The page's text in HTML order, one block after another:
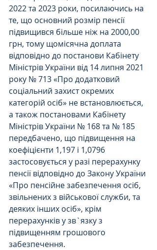
2022 та 2023 роки, посилаючись на
те, що основний розмір пенсії
підвищився більше ніж на 2000,00
грн, тому щомісячна доплата
відповідно до постанови Кабінету
Міністрів України від 14 липня 2021
року № 713 «Про додатковий
соціальний захист окремих
категорій осіб» не встановлюється,
а також постановами Кабінету
Міністрів України № 168 та № 185
передбачено, що підвищення на
коефіцієнти 1,197 і 1,0796
застосовується у разі перерахунку
пенсії відповідно до Закону України
«Про пенсійне забезпечення осіб,
звільнених з військової служби, та
деяких інших осіб», крім
перерахунків у зв`язку з
підвищенням грошового
забезпечення.